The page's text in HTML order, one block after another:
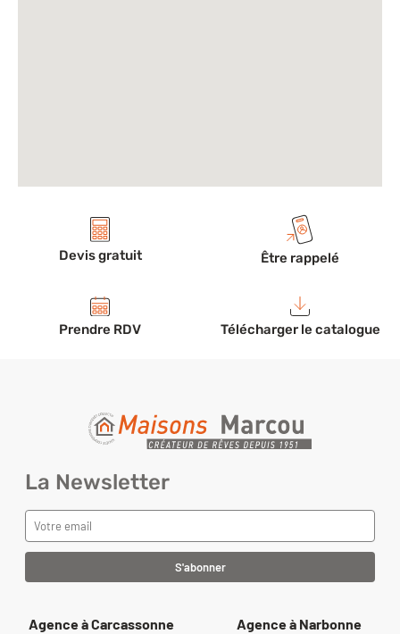
Devis gratuit Être rappelé
Prendre RDV Télécharger le catalogue
La Newsletter
Agence à Carcassonne Agence à Narbonne